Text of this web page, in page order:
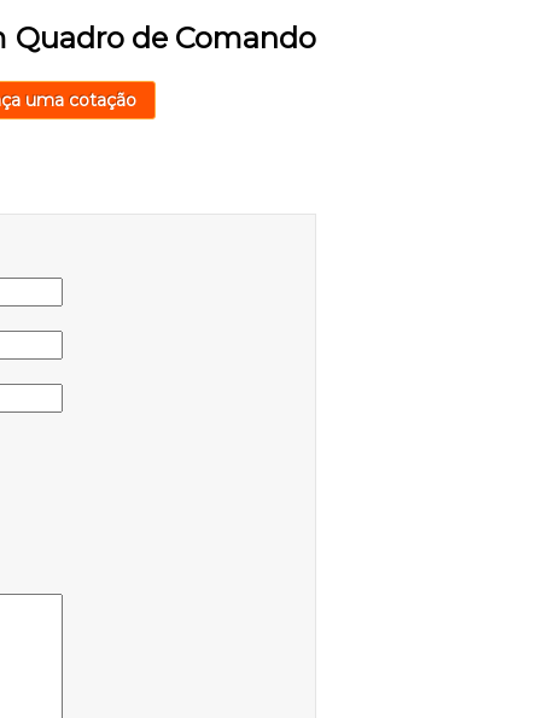
Quadro de Comando
uma cotação